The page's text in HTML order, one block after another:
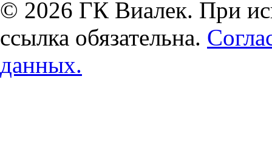
© 2026 ГК Виалек. При
ссылка обязательна.
данных.